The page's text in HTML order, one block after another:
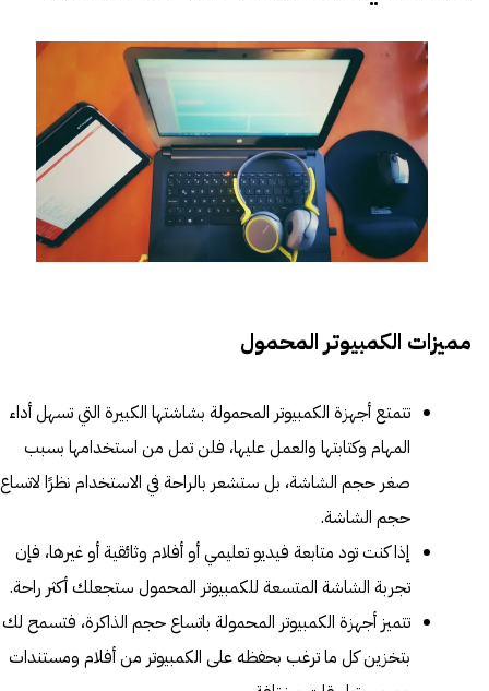
مميزات الكمبيوتر المحمول
تتمتع أجهزة الكمبيوتر المحمولة بشاشتها الكبيرة التي تسهل أداء
المهام وكتابتها والعمل عليها، فلن تمل من استخدامها بسبب
صغر حجم الشاشة، بل ستشعر بالراحة في الاستخدام نظرًا لاتساع
حجم الشاشة.
إذا كنت تود متابعة فيديو تعليمي أو أفلام وثائقية أو غيرها، فإن
تجربة الشاشة المتسعة للكمبيوتر المحمول ستجعلك أكثر راحة.
تتميز أجهزة الكمبيوتر المحمولة باتساع حجم الذاكرة، فتسمح لك
بتخزين كل ما ترغب بحفظه على الكمبيوتر من أفلام ومستندات